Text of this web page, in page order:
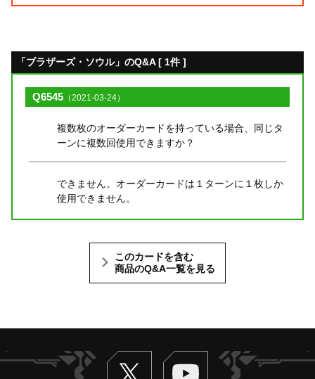
「ブラザーズ・ソウル」のQ&A [ 1件 ]
Q6545 （2021-03-24）
複数枚のオーダーカードを持っている場合、同じタ
ーンに複数回使用できますか？
できません。オーダーカードは１ターンに１枚しか
使用できません。
このカードを含む
商品のQ&A一覧を見る
Twitter ヴァンガードch